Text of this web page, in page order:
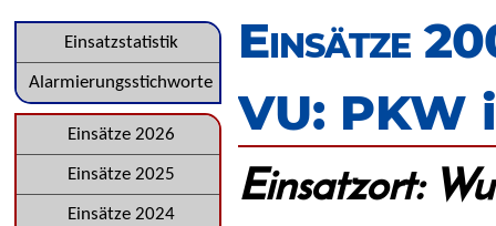
Einsätze
VU:
Einsatzort:
Navigation
überspringen
Einsatzstatistik
Alarmierungsstichworte
Navigation
überspringen
Einsätze 2026
Einsätze 2025
Einsätze 2024